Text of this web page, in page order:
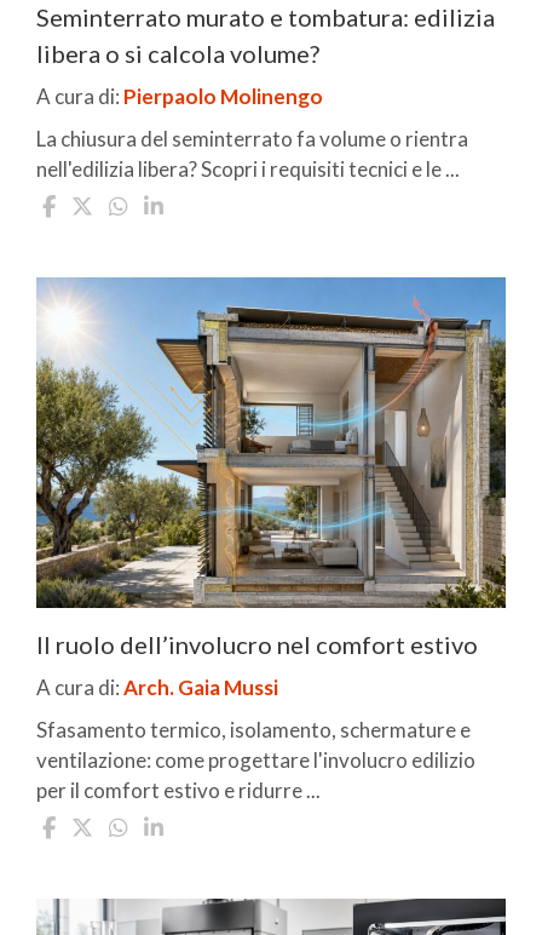
Seminterrato murato e tombatura: edilizia
libera o si calcola volume?
A cura di: Pierpaolo Molinengo
La chiusura del seminterrato fa volume o rientra
nell'edilizia libera? Scopri i requisiti tecnici e le ...
Il ruolo dell’involucro nel comfort estivo
A cura di:Arch. Gaia Mussi
Sfasamento termico, isolamento, schermature e
ventilazione: come progettare l'involucro edilizio
per il comfort estivo e ridurre ...